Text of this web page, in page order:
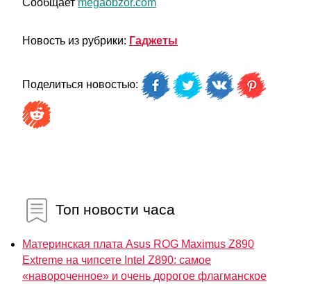
Сообщает megaobzor.com
Новость из рубрики: Гаджеты
Поделиться новостью:
Топ новости часа
Материнская плата Asus ROG Maximus Z890
Extreme на чипсете Intel Z890: самое
«навороченное» и очень дорогое флагманское